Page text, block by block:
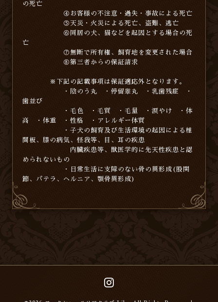
の死亡
④お客様の不注意・過失・事故による死亡
⑤天災・火災による死亡、盗難、逃亡
⑥同居の犬、猫などを起因とする場合の死
亡
⑦無断で所有権、飼育地を変更された場合
⑧第三者からの保証請求
※下記の記載事項は保証適応外となります。
・陰のう丸 ・停留睾丸 ・乳歯残症 ・
歯並び
・毛色 ・毛質 ・毛量 ・涙やけ ・体
高 ・体重 ・性格 ・アレルギー体質
・子犬の飼育及び生活環境の起因による椎
間板、膝の病気、怪我等、目、耳の疾患
内臓疾患等、獣医学的に先天性疾患と認
められないもの
・日常生活に支障のない骨の異形成(股関
節、パテラ、ヘルニア、顎骨異形成)